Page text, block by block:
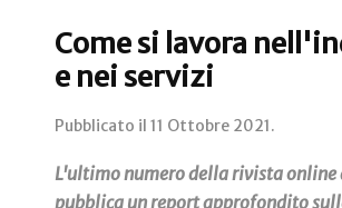
Come si lavora
e nei servizi
Pubblicato il 11 Ottobre 2021.
L'ultimo numero della rivista online
pubblica un report approfondito